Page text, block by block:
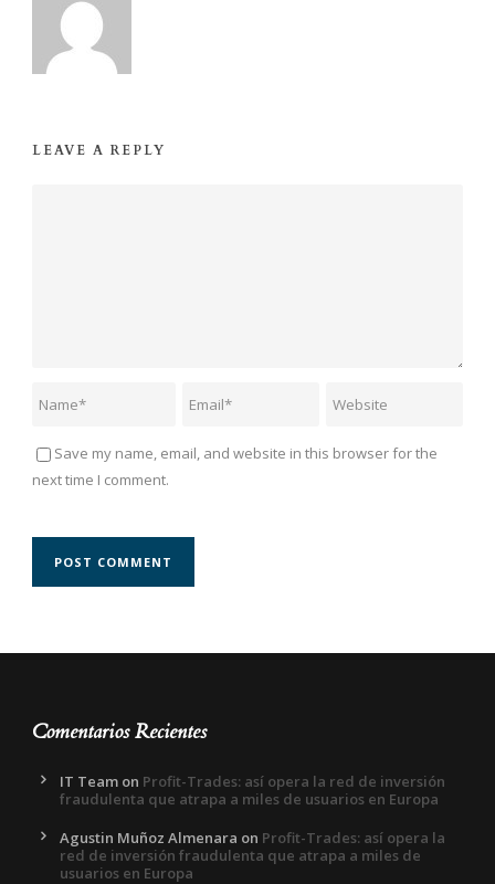
LEAVE A REPLY
Save my name, email, and website in this browser for the
next time I comment.
Comentarios Recientes
IT Team on Profit-Trades: así opera la red de inversión
fraudulenta que atrapa a miles de usuarios en Europa
Agustin Muñoz Almenara on Profit-Trades: así opera la
red de inversión fraudulenta que atrapa a miles de
usuarios en Europa